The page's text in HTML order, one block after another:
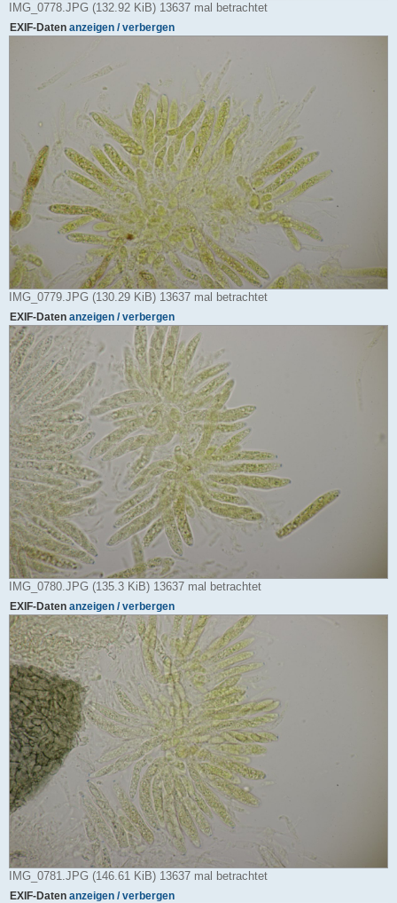
IMG_0778.JPG (132.92 KiB) 13637 mal betrachtet
EXIF-Daten anzeigen / verbergen
IMG_0779.JPG (130.29 KiB) 13637 mal betrachtet
EXIF-Daten anzeigen / verbergen
IMG_0780.JPG (135.3 KiB) 13637 mal betrachtet
EXIF-Daten anzeigen / verbergen
IMG_0781.JPG (146.61 KiB) 13637 mal betrachtet
EXIF-Daten anzeigen / verbergen